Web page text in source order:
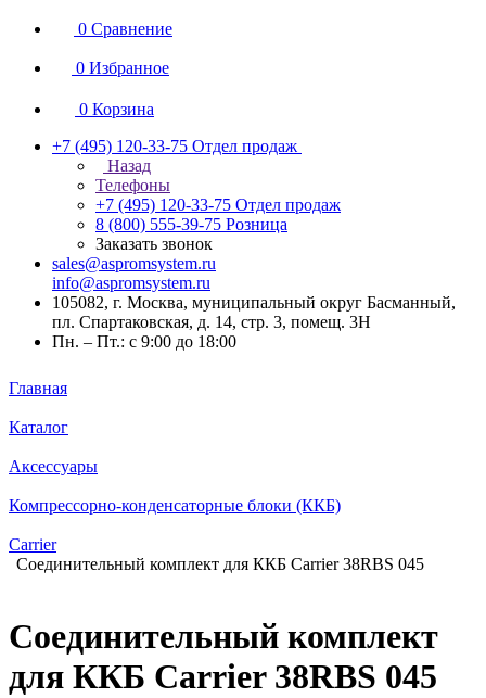
0 Сравнение
0 Избранное
0 Корзина
+7 (495) 120-33-75 Отдел продаж
Назад
Телефоны
+7 (495) 120-33-75 Отдел продаж
8 (800) 555-39-75 Розница
Заказать звонок
sales@aspromsystem.ru
info@aspromsystem.ru
105082, г. Москва, муниципальный округ Басманный,
пл. Спартаковская, д. 14, стр. 3, помещ. 3Н
Пн. – Пт.: с 9:00 до 18:00
Главная
Каталог
Аксессуары
Компрессорно-конденсаторные блоки (ККБ)
Carrier
Соединительный комплект для ККБ Carrier 38RBS 045
Соединительный комплект
для ККБ Carrier 38RBS 045